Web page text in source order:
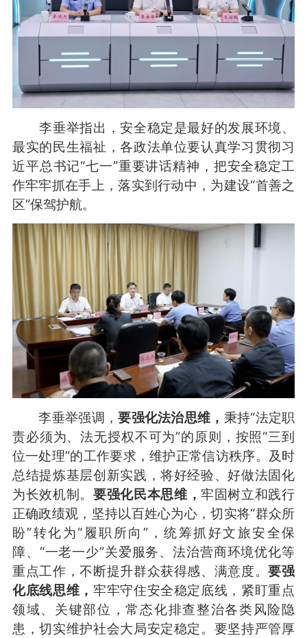
李垂举指出，安全稳定是最好的发展环境、
最实的民生福祉，各政法单位要认真学习贯彻习
近平总书记“七一”重要讲话精神，把安全稳定工
作牢牢抓在手上，落实到行动中，为建设“首善之
区”保驾护航。
李垂举强调，要强化法治思维， 秉持“法定职
责必须为、法无授权不可为”的原则，按照“三到
位一处理”的工作要求，维护正常信访秩序。及时
总结提炼基层创新实践，将好经验、好做法固化
为长效机制。 要强化民本思维，牢固树立和践行
正确政绩观，坚持以百姓心为心，切实将“群众所
盼”转化为“履职所向”，统筹抓好文旅安全保
障、“一老一少”关爱服务、法治营商环境优化等
重点工作，不断提升群众获得感、满意度。要强
化底线思维， 牢牢守住安全稳定底线，紧盯重点
领域、关键部位，常态化排查整治各类风险隐
患，切实维护社会大局安定稳定。要坚持严管厚